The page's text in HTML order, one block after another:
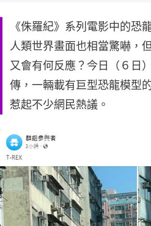
《侏羅紀》系列電影中的恐
人類世界畫面也相當驚嚇，
又會有何反應？今日（６日
傳，一輛載有巨型恐龍模型
惹起不少網民熱議。